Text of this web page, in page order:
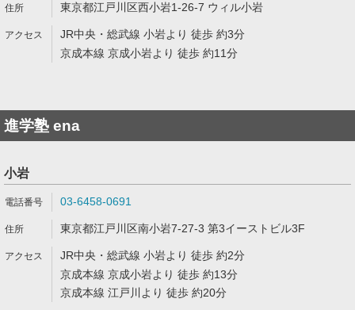
東京都江戸川区西小岩1-26-7 ウィル小岩
JR中央・総武線 小岩より 徒歩 約3分
京成本線 京成小岩より 徒歩 約11分
進学塾 ena
小岩
03-6458-0691
東京都江戸川区南小岩7-27-3 第3イーストビル3F
JR中央・総武線 小岩より 徒歩 約2分
京成本線 京成小岩より 徒歩 約13分
京成本線 江戸川より 徒歩 約20分